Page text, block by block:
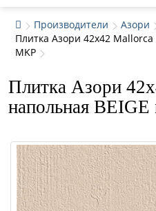
Производители Азори
Плитка Азори 42x42 Mallorca
MKP
Плитка Азори
напольная BEIGE